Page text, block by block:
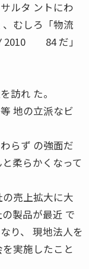
ルタ ントにわ
むしろ「物流
2010 84 だ」
訪れ た。
地の立派なビ
らず の強面だ
柔らかくなって
売上拡大に大
製品が最近 で
り、 現地法人を
実施したこと